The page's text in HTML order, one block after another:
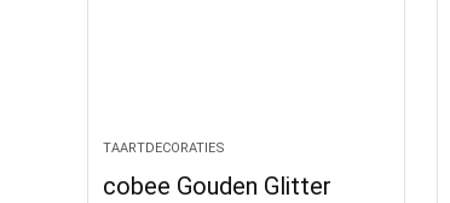
TAARTDECORATIES
cobee Gouden Glitter